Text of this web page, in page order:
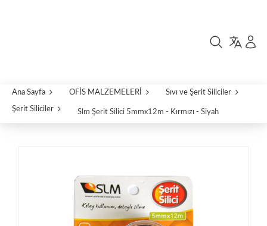
Ana Sayfa OFİS MALZEMELERİ Sıvı ve Şerit Siliciler
Şerit Siliciler Slm Şerit Silici 5mmx12m - Kırmızı - Siyah